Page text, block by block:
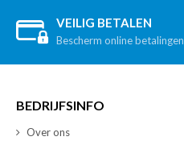
VEILIG BETALEN
Bescherm online betalingen
BEDRIJFSINFO
Over ons